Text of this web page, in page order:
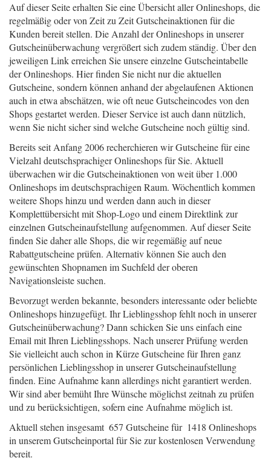
Auf dieser Seite erhalten Sie eine Übersicht aller Onlineshops, die
regelmäßig oder von Zeit zu Zeit Gutscheinaktionen für die
Kunden bereit stellen. Die Anzahl der Onlineshops in unserer
Gutscheinüberwachung vergrößert sich zudem ständig. Über den
jeweiligen Link erreichen Sie unsere einzelne Gutscheintabelle
der Onlineshops. Hier finden Sie nicht nur die aktuellen
Gutscheine, sondern können anhand der abgelaufenen Aktionen
auch in etwa abschätzen, wie oft neue Gutscheincodes von den
Shops gestartet werden. Dieser Service ist auch dann nützlich,
wenn Sie nicht sicher sind welche Gutscheine noch gültig sind.
Bereits seit Anfang 2006 recherchieren wir Gutscheine für eine
Vielzahl deutschsprachiger Onlineshops für Sie. Aktuell
überwachen wir die Gutscheinaktionen von weit über 1.000
Onlineshops im deutschsprachigen Raum. Wöchentlich kommen
weitere Shops hinzu und werden dann auch in dieser
Komplettübersicht mit Shop-Logo und einem Direktlink zur
einzelnen Gutscheinaufstellung aufgenommen. Auf dieser Seite
finden Sie daher alle Shops, die wir regemäßig auf neue
Rabattgutscheine prüfen. Alternativ können Sie auch den
gewünschten Shopnamen im Suchfeld der oberen
Navigationsleiste suchen.
Bevorzugt werden bekannte, besonders interessante oder beliebte
Onlineshops hinzugefügt. Ihr Lieblingsshop fehlt noch in unserer
Gutscheinüberwachung? Dann schicken Sie uns einfach eine
Email mit Ihren Lieblingsshops. Nach unserer Prüfung werden
Sie vielleicht auch schon in Kürze Gutscheine für Ihren ganz
persönlichen Lieblingsshop in unserer Gutscheinaufstellung
finden. Eine Aufnahme kann allerdings nicht garantiert werden.
Wir sind aber bemüht Ihre Wünsche möglichst zeitnah zu prüfen
und zu berücksichtigen, sofern eine Aufnahme möglich ist.
Aktuell stehen insgesamt 657 Gutscheine für 1418 Onlineshops
in unserem Gutscheinportal für Sie zur kostenlosen Verwendung
bereit.